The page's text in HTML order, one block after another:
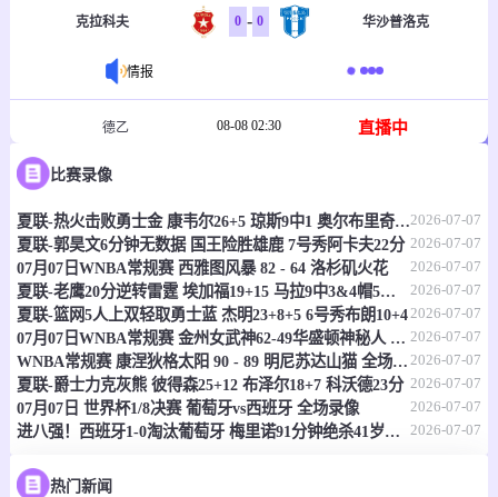
克拉科夫 0 - 0 华沙普洛克
情报
德乙 08-08 02:30 直播中
波鸿
情报
威冠 08-08 02:30 直播中
亚分利多 0 - 马奇奥
情报
威冠 08-08 02:30 直播中
帕地普利德
比赛录像
夏联-热火击败勇士金 康韦尔26+5 琼斯9中1 奥尔布里奇21+62026-07-07
夏联-郭昊文6分钟无数据 国王险胜雄鹿 7号秀阿卡夫22分 2026-07-07
07月07日WNBA常规赛 西雅图风暴 82 - 64 洛杉矶火花 2026-07-07
夏联-老鹰20分逆转雷霆 埃加福19+15 马拉9中3&4帽5失误 2026-07-07
夏联-篮网5人上双轻取勇士蓝 杰明23+8+5 6号秀布朗10+4 2026-07-07
07月07日WNBA常规赛 金州女武神62-49华盛顿神秘人 全场集锦 2026-07-07
WNBA常规赛 康涅狄格太阳 90 - 89 明尼苏达山猫 全场集锦 2026-07-07
夏联-爵士力克灰熊 彼得森25+12 布泽尔18+7 科沃德23分 2026-07-07
07月07日 世界杯1/8决赛 葡萄牙vs西班牙 全场录像 2026-07-07
进八强！西班牙1-0淘汰葡萄牙 梅里诺91分钟绝杀41岁C罗最后一舞 2026-07-07
热门新闻